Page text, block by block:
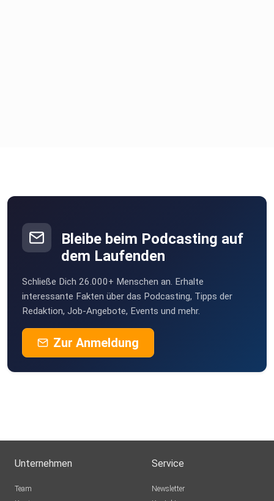
Bleibe beim Podcasting auf
dem Laufenden
Schließe Dich 26.000+ Menschen an. Erhalte
interessante Fakten über das Podcasting, Tipps der
Redaktion, Job-Angebote, Events und mehr.
Zur Anmeldung
Unternehmen
Team
Service
Newsletter